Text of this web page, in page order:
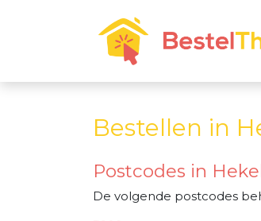
Bestellen in
Postcodes in
De volgende postcodes